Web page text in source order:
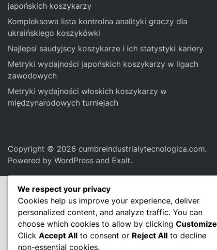
japońskich koszykarzy
Kompleksowa lista kontrolna analityki graczy dla
ukraińskiego koszykówki
Najlepsi saudyjscy koszykarze i ich statystyki kariery
Metryki wydajności japońskich koszykarzy w ligach
zawodowych
Metryki wydajności włoskich koszykarzy w
międzynarodowych turniejach
Copyright © 2026cumbreindustrialytecnologica.com.
Powered byWordPress and Exalt.
We respect your privacy
Cookies help us improve your experience, deliver
personalized content, and analyze traffic. You can
choose which cookies to allow by clicking Customize
Click Accept All to consent or Reject All to decline
non-essential cookies.